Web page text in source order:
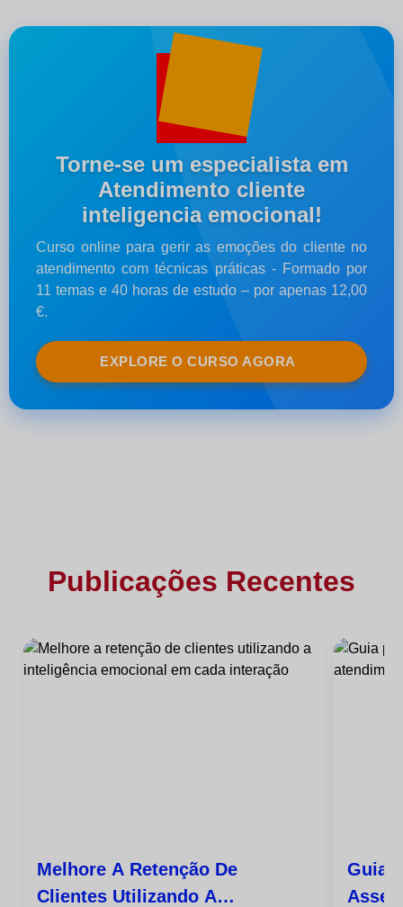
Torne-se um especialista em
Atendimento cliente
inteligencia emocional!
Curso online para gerir as emoções do cliente no
atendimento com técnicas práticas - Formado por
11 temas e 40 horas de estudo – por apenas 12,00
€.
EXPLORE O CURSO AGORA
Publicações Recentes
Melhore A Retenção De
Clientes Utilizando A
Guia